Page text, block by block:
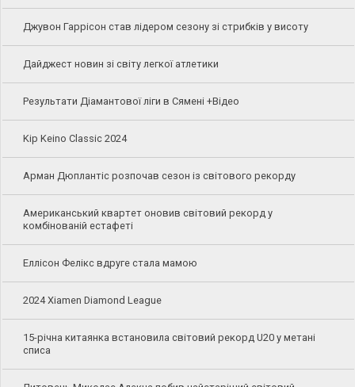
Джувон Гаррісон став лідером сезону зі стрибків у висоту
Дайджест новин зі світу легкої атлетики
Результати Діамантової ліги в Сямені +Відео
Kip Keino Classic 2024
Арман Дюплантіс розпочав сезон із світового рекорду
Американський квартет оновив світовий рекорд у
комбінованій естафеті
Еллісон Фелікс вдруге стала мамою
2024 Xiamen Diamond League
15-річна китаянка встановила світовий рекорд U20 у метані
списа